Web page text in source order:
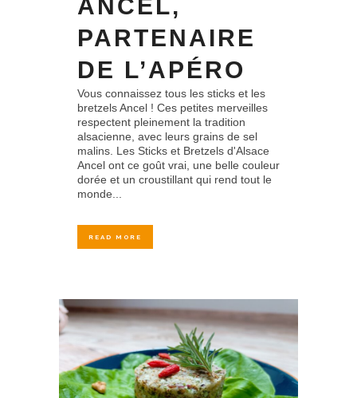
ANCEL,
PARTENAIRE
DE L’APÉRO
Vous connaissez tous les sticks et les
bretzels Ancel ! Ces petites merveilles
respectent pleinement la tradition
alsacienne, avec leurs grains de sel
malins. Les Sticks et Bretzels d'Alsace
Ancel ont ce goût vrai, une belle couleur
dorée et un croustillant qui rend tout le
monde...
READ MORE